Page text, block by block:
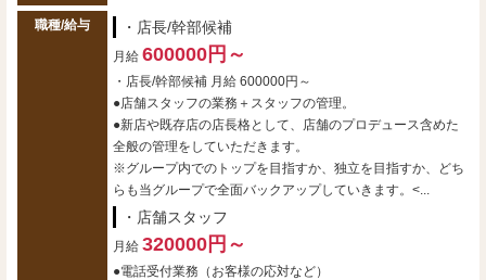
職種/給与 ・店長/幹部候補
月給 600000円～
・店長/幹部候補 月給 600000円～
●店舗スタッフの業務＋スタッフの管理。
●新店や既存店の店長格として、店舗のプロデュース含めた
全般の管理をしていただきます。
※グループ内でのトップを目指すか、独立を目指すか、どち
らも当グループで全面バックアップしていきます。<...
・店舗スタッフ
月給 320000円～
●電話受付業務（お客様の応対など）